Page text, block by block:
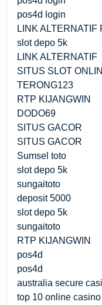
pos4d login
LINK ALTERNATIF
slot depo 5k
LINK ALTERNATIF
SITUS SLOT
TERONG123
RTP KIJANGWIN
DODO69
SITUS GACOR
SITUS GACOR
Sumsel toto
slot depo 5k
sungaitoto
deposit 5000
slot depo 5k
sungaitoto
RTP KIJANGWIN
pos4d
pos4d
australia secure
top 10 online